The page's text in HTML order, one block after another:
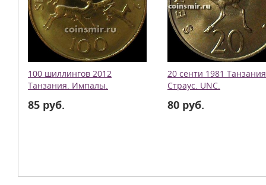
100 шиллингов 2012
Танзания. Импалы.
85 руб.
20 сенти 1981
Страус. UNC.
80 руб.